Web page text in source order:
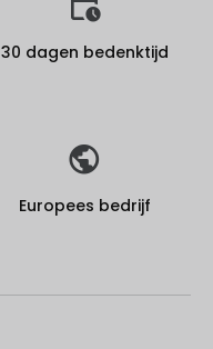
30 dagen bedenktijd
Europees bedrijf